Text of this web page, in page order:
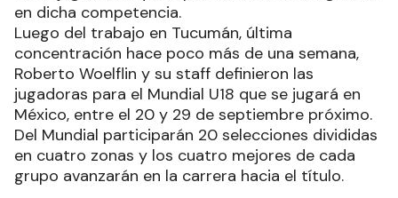
en dicha competencia.
Luego del trabajo en Tucumán, última
concentración hace poco más de una semana,
Roberto Woelflin y su staff definieron las
jugadoras para el Mundial U18 que se jugará en
México, entre el 20 y 29 de septiembre próximo.
Del Mundial participarán 20 selecciones divididas
en cuatro zonas y los cuatro mejores de cada
grupo avanzarán en la carrera hacia el título.